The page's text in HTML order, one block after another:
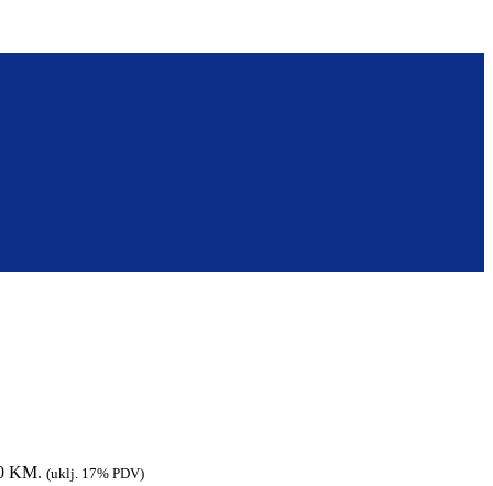
KM. (uklj. 17% PDV)